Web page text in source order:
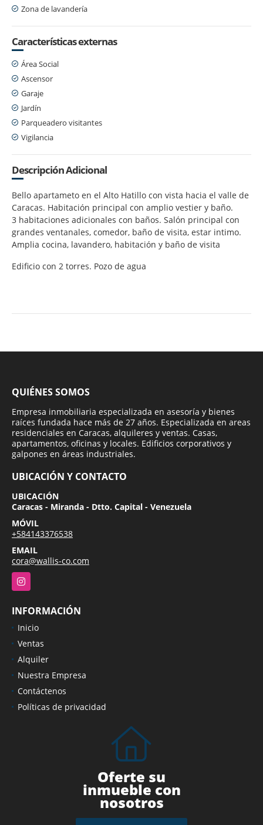
Zona de lavandería
Características externas
Área Social
Ascensor
Garaje
Jardín
Parqueadero visitantes
Vigilancia
Descripción Adicional
Bello apartameto en el Alto Hatillo con vista hacia el valle de
Caracas. Habitación principal con amplio vestier y baño.
3 habitaciones adicionales con baños. Salón principal con
grandes ventanales, comedor, baño de visita, estar intimo.
Amplia cocina, lavandero, habitación y baño de visita
Edificio con 2 torres. Pozo de agua
QUIÉNES SOMOS
Empresa inmobiliaria especializada en asesoría y bienes
raíces fundada hace más de 27 años. Especializada en areas
residenciales en Caracas, alquileres y ventas. Casas,
apartamentos, oficinas y locales. Edificios corporativos y
galpones en áreas industriales.
UBICACIÓN Y CONTACTO
UBICACIÓN
Caracas - Miranda - Dtto. Capital - Venezuela
MÓVIL
+584143376538
EMAIL
cora@wallis-co.com
Instagram
INFORMACIÓN
Inicio
Ventas
Alquiler
Nuestra Empresa
Contáctenos
Políticas de privacidad
Oferte su
inmueble con
nosotros